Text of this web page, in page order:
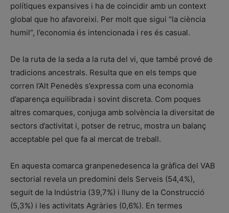
polítiques expansives i ha de coincidir amb un context
global que ho afavoreixi. Per molt que sigui “la ciència
humil”, l’economia és intencionada i res és casual.
De la ruta de la seda a la ruta del vi, que també prové de
tradicions ancestrals. Resulta que en els temps que
corren l’Alt Penedès s’expressa com una economia
d’aparença equilibrada i sovint discreta. Com poques
altres comarques, conjuga amb solvència la diversitat de
sectors d’activitat i, potser de retruc, mostra un balanç
acceptable pel que fa al mercat de treball.
En aquesta comarca granpenedesenca la gràfica del VAB
sectorial revela un predomini dels Serveis (54,4%),
seguit de la Indústria (39,7%) i lluny de la Construcció
(5,3%) i les activitats Agràries (0,6%). En termes